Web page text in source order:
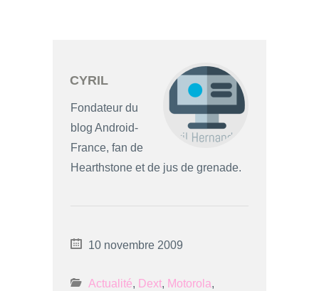
CYRIL
Fondateur du
blog Android-
France, fan de
Hearthstone et de jus de grenade.
10 novembre 2009
Actualité, Dext, Motorola,